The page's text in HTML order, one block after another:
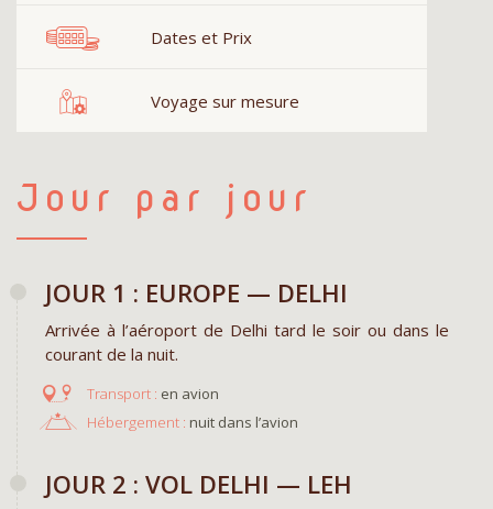
Dates et Prix
Voyage sur mesure
Jour par jour
JOUR 1 : EUROPE — DELHI
Arrivée à l’aéroport de Delhi tard le soir ou dans le
courant de la nuit.
en avion
Hébergement : nuit dans l’avion
JOUR 2 : VOL DELHI — LEH